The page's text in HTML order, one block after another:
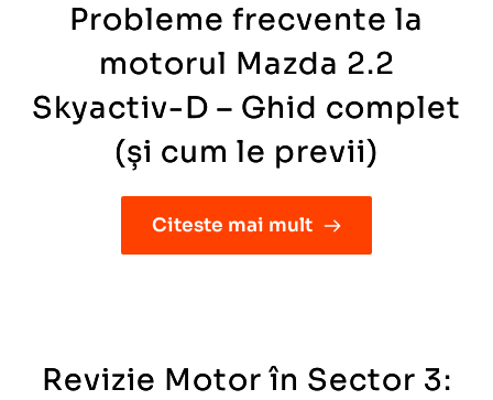
Probleme frecvente la
motorul Mazda 2.2
Skyactiv-D – Ghid complet
(și cum le previi)
Citeste mai mult
Revizie Motor în Sector 3: